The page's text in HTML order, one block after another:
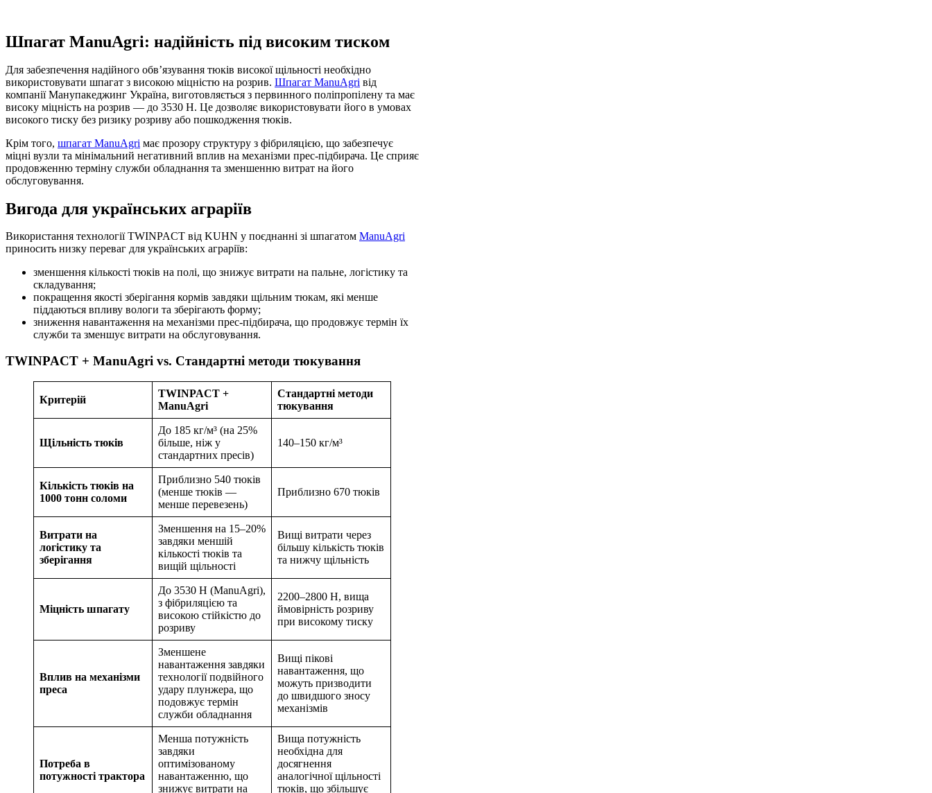
Шпагат ManuAgri: надійність під високим тиском
Для забезпечення надійного обв’язування тюків високої щільності необхідно
використовувати шпагат з високою міцністю на розрив. Шпагат ManuAgri від
компанії Манупакеджинг Україна, виготовляється з первинного поліпропілену та має
високу міцність на розрив — до 3530 Н. Це дозволяє використовувати його в умовах
високого тиску без ризику розриву або пошкодження тюків.
Крім того, шпагат ManuAgri має прозору структуру з фібриляцією, що забезпечує
міцні вузли та мінімальний негативний вплив на механізми прес-підбирача. Це сприяє
продовженню терміну служби обладнання та зменшенню витрат на його
обслуговування.
Вигода для українських аграріїв
Використання технології TWINPACT від KUHN у поєднанні зі шпагатом ManuAgri
приносить низку переваг для українських аграріїв:
зменшення кількості тюків на полі, що знижує витрати на пальне, логістику та
складування;
покращення якості зберігання кормів завдяки щільним тюкам, які менше
піддаються впливу вологи та зберігають форму;
зниження навантаження на механізми прес-підбирача, що продовжує термін їх
служби та зменшує витрати на обслуговування.
TWINPACT + ManuAgri vs. Стандартні методи тюкування
Критерій
TWINPACT +
ManuAgri
Стандартні методи
тюкування
Щільність тюків
До 185 кг/м³ (на 25%
більше, ніж у
стандартних пресів)
140–150 кг/м³
Кількість тюків на
1000 тонн соломи
Приблизно 540 тюків
(менше тюків —
менше перевезень)
Приблизно 670 тюків
Витрати на
логістику та
зберігання
Зменшення на 15–20%
завдяки меншій
кількості тюків та
вищій щільності
Вищі витрати через
більшу кількість тюків
та нижчу щільність
Міцність шпагату
До 3530 Н (ManuAgri),
з фібриляцією та
високою стійкістю до
розриву
2200–2800 Н, вища
ймовірність розриву
при високому тиску
Вплив на механізми
преса
Зменшене
навантаження завдяки
технології подвійного
удару плунжера, що
подовжує термін
служби обладнання
Вищі пікові
навантаження, що
можуть призводити
до швидшого зносу
механізмів
Потреба в
потужності трактора
Менша потужність
завдяки
оптимізованому
навантаженню, що
знижує витрати на
Вища потужність
необхідна для
досягнення
аналогічної щільності
тюків, що збільшує